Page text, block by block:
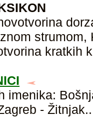
kratkih
imenika:
-